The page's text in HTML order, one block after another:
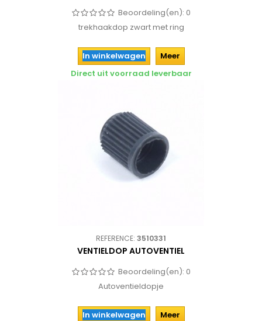
Beoordeling(en): 0
trekhaakdop zwart met ring
In winkelwagen
Meer
Direct uit voorraad leverbaar
REFERENCE: 3510331
VENTIELDOP AUTOVENTIEL
Beoordeling(en): 0
Autoventieldopje
In winkelwagen
Meer